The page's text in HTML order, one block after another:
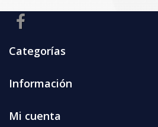
Categorías
Información
Mi cuenta